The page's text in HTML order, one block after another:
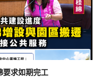
求如期完工